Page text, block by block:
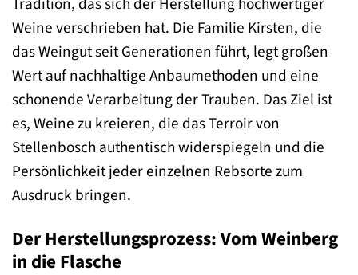
Weine verschrieben hat. Die Familie Kirsten, die
das Weingut seit Generationen führt, legt großen
Wert auf nachhaltige Anbaumethoden und eine
schonende Verarbeitung der Trauben. Das Ziel ist
es, Weine zu kreieren, die das Terroir von
Stellenbosch authentisch widerspiegeln und die
Persönlichkeit jeder einzelnen Rebsorte zum
Ausdruck bringen.
Der Herstellungsprozess: Vom Weinberg
in die Flasche